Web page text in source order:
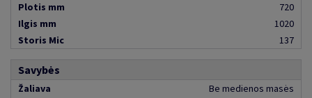
Plotis mm
720
Ilgis mm
1020
Storis Mic
137
Savybės
Žaliava
Be medienos masės